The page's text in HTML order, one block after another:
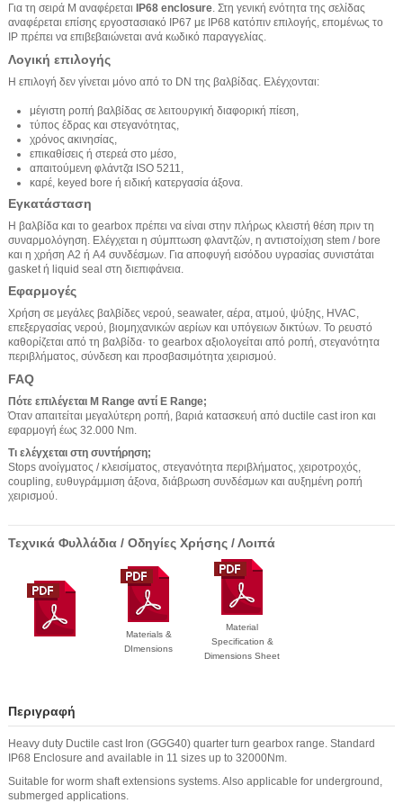
Για τη σειρά M αναφέρεται
IP68 enclosure. Στη γενική ενότητα της σελίδας
αναφέρεται επίσης εργοστασιακό IP67 με IP68 κατόπιν επιλογής, επομένως το
IP πρέπει να επιβεβαιώνεται ανά κωδικό παραγγελίας.
Λογική επιλογής
Η επιλογή δεν γίνεται μόνο από το DN της βαλβίδας. Ελέγχονται:
μέγιστη ροπή βαλβίδας σε λειτουργική διαφορική πίεση,
τύπος έδρας και στεγανότητας,
χρόνος ακινησίας,
επικαθίσεις ή στερεά στο μέσο,
απαιτούμενη φλάντζα ISO 5211,
καρέ, keyed bore ή ειδική κατεργασία άξονα.
Εγκατάσταση
Η βαλβίδα και το gearbox πρέπει να είναι στην πλήρως κλειστή θέση πριν τη
συναρμολόγηση. Ελέγχεται η σύμπτωση φλαντζών, η αντιστοίχιση stem / bore
και η χρήση A2 ή A4 συνδέσμων. Για αποφυγή εισόδου υγρασίας συνιστάται
gasket ή liquid seal στη διεπιφάνεια.
Εφαρμογές
Χρήση σε μεγάλες βαλβίδες νερού, seawater, αέρα, ατμού, ψύξης, HVAC,
επεξεργασίας νερού, βιομηχανικών αερίων και υπόγειων δικτύων. Το ρευστό
καθορίζεται από τη βαλβίδα· το gearbox αξιολογείται από ροπή, στεγανότητα
περιβλήματος, σύνδεση και προσβασιμότητα χειρισμού.
FAQ
Πότε επιλέγεται M Range αντί E Range;
Όταν απαιτείται μεγαλύτερη ροπή, βαριά κατασκευή από ductile cast iron και
εφαρμογή έως 32.000 Nm.
Τι ελέγχεται στη συντήρηση;
Stops ανοίγματος / κλεισίματος, στεγανότητα περιβλήματος, χειροτροχός,
coupling, ευθυγράμμιση άξονα, διάβρωση συνδέσμων και αυξημένη ροπή
χειρισμού.
Τεχνικά Φυλλάδια / Οδηγίες Χρήσης / Λοιπά
Materials &
DImensions
Material
Specification &
Dimensions Sheet
Περιγραφή
Heavy duty Ductile cast Iron (GGG40) quarter turn gearbox range. Standard
IP68 Enclosure and available in 11 sizes up to 32000Nm.
Suitable for worm shaft extensions systems. Also applicable for underground,
submerged applications.